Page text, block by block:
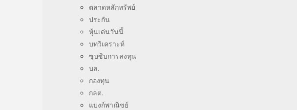
ตลาดหลักทรัพย์
ประกัน
หุ้นเด่นวันนี้
บทวิเคราะห์
ซุบซิบการลงทุน
บล.
กองทุน
กลต.
แบงก์พาณิชย์